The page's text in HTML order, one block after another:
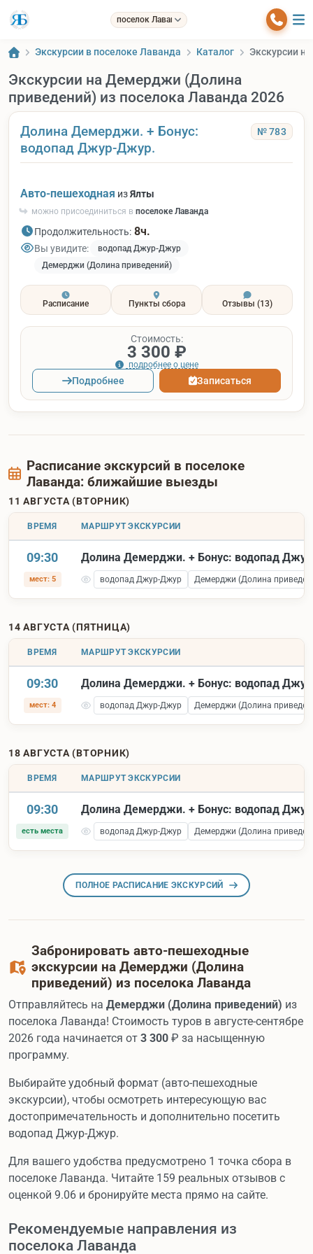
поселок Лаванда
Экскурсии в поселоке Лаванда Каталог Экскурсии
Экскурсии на Демерджи (Долина
приведений) из поселока Лаванда 2026
Долина Демерджи. + Бонус:
водопад Джур-Джур.
№ 783
Авто-пешеходная изЯлты
можно присоединиться в поселоке Лаванда
Продолжительность: 8ч.
Вы увидите:
водопад Джур-Джур
Демерджи (Долина приведений)
Расписание Пункты сбора Отзывы (13)
Стоимость:
3 300 ₽
подробнее о цене
Подробнее Записаться
Расписание экскурсий в поселоке
Лаванда: ближайшие выезды
11 АВГУСТА (ВТОРНИК)
ВРЕМЯ МАРШРУТ ЭКСКУРСИИ
09:30
мест: 5
Долина Демерджи. + Бонус: водопад
водопад Джур-Джур Демерджи (Долина
14 АВГУСТА (ПЯТНИЦА)
ВРЕМЯ МАРШРУТ ЭКСКУРСИИ
09:30
мест: 4
Долина Демерджи. + Бонус: водопад
водопад Джур-Джур Демерджи (Долина
18 АВГУСТА (ВТОРНИК)
ВРЕМЯ МАРШРУТ ЭКСКУРСИИ
09:30
есть места
Долина Демерджи. + Бонус: водопад
водопад Джур-Джур Демерджи (Долина
ПОЛНОЕ РАСПИСАНИЕ ЭКСКУРСИЙ
Забронировать авто-пешеходные
экскурсии на Демерджи (Долина
приведений) из поселока Лаванда
Отправляйтесь на Демерджи (Долина приведений) из
поселока Лаванда! Стоимость туров в августе-сентябре
2026 года начинается от 3 300 ₽ за насыщенную
программу.
Выбирайте удобный формат (авто-пешеходные
экскурсии), чтобы осмотреть интересующую вас
достопримечательность и дополнительно посетить
водопад Джур-Джур.
Для вашего удобства предусмотрено 1 точка сбора в
поселоке Лаванда. Читайте 159 реальных отзывов с
оценкой 9.06 и бронируйте места прямо на сайте.
Рекомендуемые направления из
поселока Лаванда